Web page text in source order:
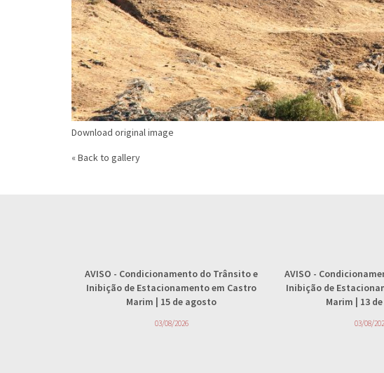
Download original image
« Back to gallery
AVISO - Condicionamento do Trânsito e
Inibição de Estacionamento em Castro
Marim | 15 de agosto
03/08/2026
AVISO -
Inibição de
Marim | 13
03/08/